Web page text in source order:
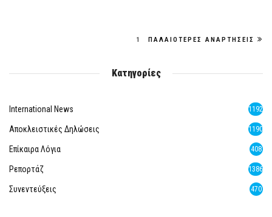
1 ΠΑΛΑΙΌΤΕΡΕΣ ΑΝΑΡΤΉΣΕΙΣ
Κατηγορίες
International News 1192
Αποκλειστικές Δηλώσεις 1190
Επίκαιρα Λόγια 408
Ρεπορτάζ 1386
Συνεντεύξεις 470